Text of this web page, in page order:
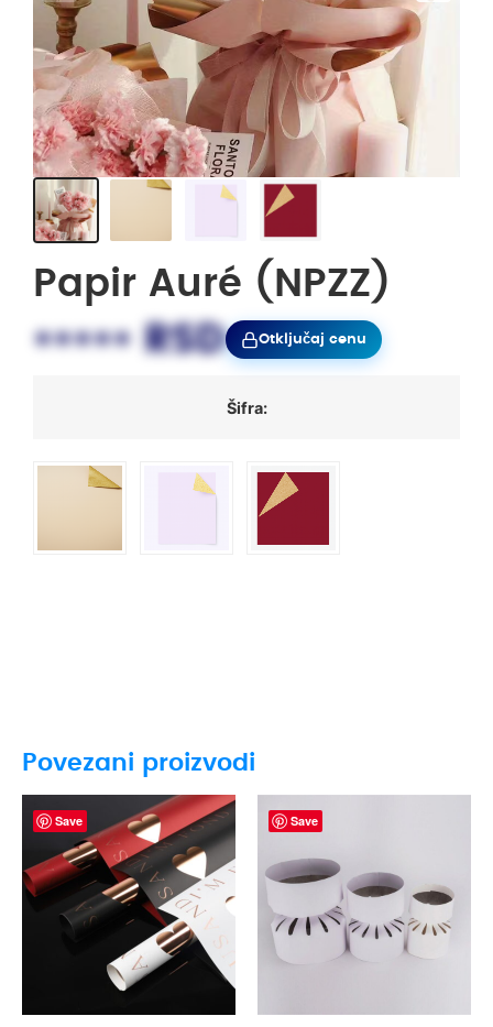
Papir Auré (NPZZ)
••••• RSD Otključaj cenu
Šifra:
Povezani proizvodi
Save Save